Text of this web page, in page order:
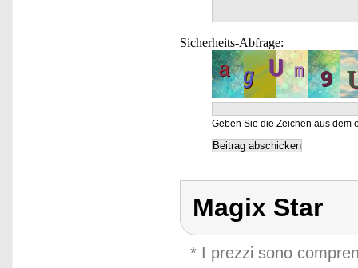
Sicherheits-Abfrage:
Geben Sie die Zeichen aus dem
Magix Star
* I prezzi sono